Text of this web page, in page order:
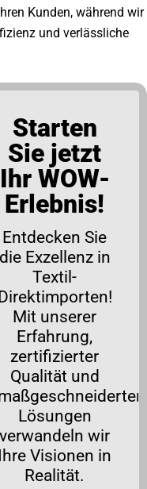
Kunden, während wir
und verlässliche
Starten
Sie jetzt
Ihr WOW-
Erlebnis!
Entdecken Sie
die Exzellenz in
Textil-
Mit unserer
Erfahrung,
zertifizierter
Qualität und
Lösungen
verwandeln wir
Visionen in
Realität.